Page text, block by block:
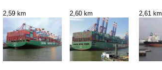
2,59 km 2,60 km 2,61 km